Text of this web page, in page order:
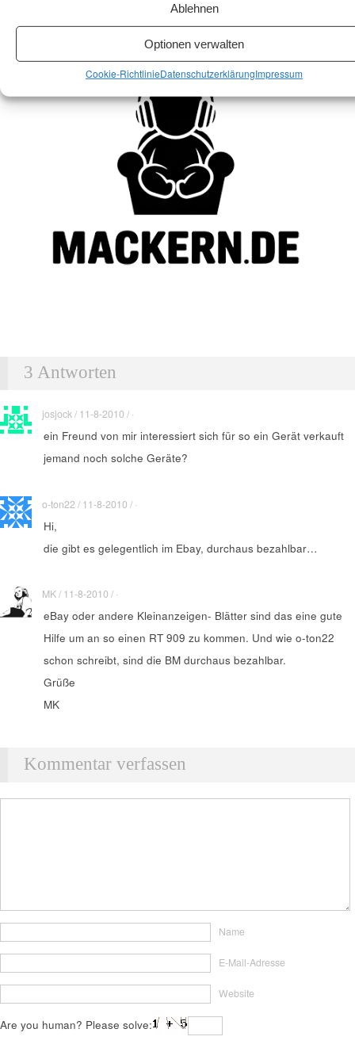
Ablehnen
Optionen verwalten
Cookie-RichtlinieDatenschutzerklärungImpressum
3 Antworten
josjock / 11-8-2010 / ·
ein Freund von mir interessiert sich für so ein Gerät verkauft
jemand noch solche Geräte?
o-ton22 / 11-8-2010 / ·
Hi,
die gibt es gelegentlich im Ebay, durchaus bezahlbar…
MK / 11-8-2010 / ·
eBay oder andere Kleinanzeigen- Blätter sind das eine gute
Hilfe um an so einen RT 909 zu kommen. Und wie o-ton22
schon schreibt, sind die BM durchaus bezahlbar.
Grüße
MK
Kommentar verfassen
Name
E-Mail-Adresse
Website
Are you human? Please solve: